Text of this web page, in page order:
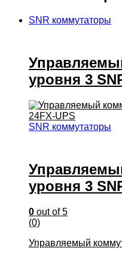
SNR коммутаторы
уровня 3
SNR коммутаторы
уровня 3
0 out of 5
(0)
Управляемый